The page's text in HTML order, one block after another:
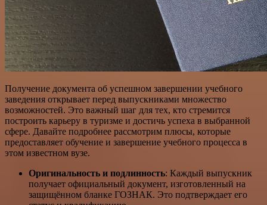
Получение документа об успешном завершении учебного
заведения открывает перед выпускниками множество
возможностей. Это важный шаг для тех, кто стремится
построить карьеру в туризме и достичь успеха в выбранной
сфере. Давайте подробнее рассмотрим плюсы, которые
предоставляет обучение и завершение учебного процесса в
этом известном вузе.
Оригинальность и подлинность: Каждый выпускник
получает официальный документ, изготовленный на
защищённом бланке ГОЗНАК. Это подтверждает его